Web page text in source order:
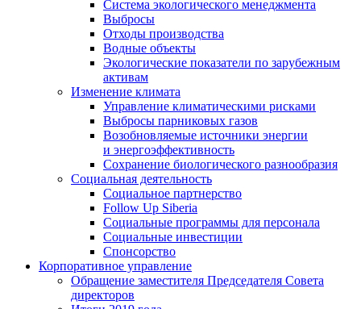
Система экологического менеджмента
Выбросы
Отходы производства
Водные объекты
Экологические показатели по зарубежным
активам
Изменение климата
Управление климатическими рисками
Выбросы парниковых газов
Возобновляемые источники энергии
и энергоэффективность
Сохранение биологического разнообразия
Социальная деятельность
Социальное партнерство
Follow Up Siberia
Социальные программы для персонала
Социальные инвестиции
Спонсорство
Корпоративное управление
Обращение заместителя Председателя Совета
директоров